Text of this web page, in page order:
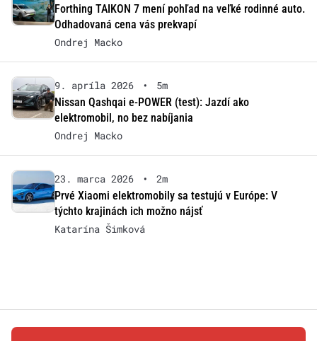
Forthing TAIKON 7 mení pohľad na veľké rodinné auto.
Odhadovaná cena vás prekvapí
Ondrej Macko
9. apríla 2026 •
5m
Nissan Qashqai e-POWER (test): Jazdí ako
elektromobil, no bez nabíjania
Ondrej Macko
23. marca 2026 •
2m
Prvé Xiaomi elektromobily sa testujú v Európe: V
týchto krajinách ich možno nájsť
Katarína Šimková